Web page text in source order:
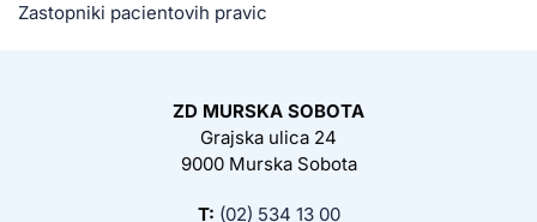
Zastopniki pacientovih pravic
ZD MURSKA SOBOTA
Grajska ulica 24
9000 Murska Sobota
T: (02) 534 13 00